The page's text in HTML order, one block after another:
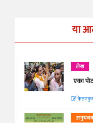
या
लेख
एका